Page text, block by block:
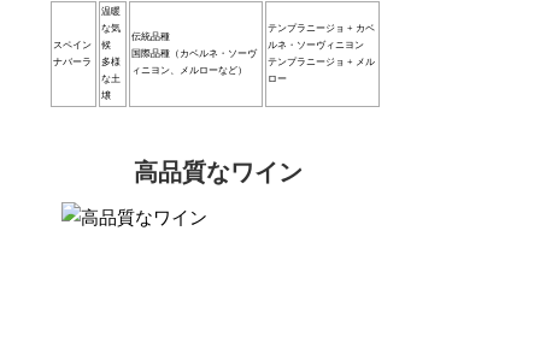
スペイン
ナバーラ
温暖
な気
候
多様
な土
壌
伝統品種
国際品種（カベルネ・ソーヴ
ィニヨン、メルローなど）
テンプラニージョ + カベ
ルネ・ソーヴィニヨン
テンプラニージョ + メル
ロー
高品質なワイン